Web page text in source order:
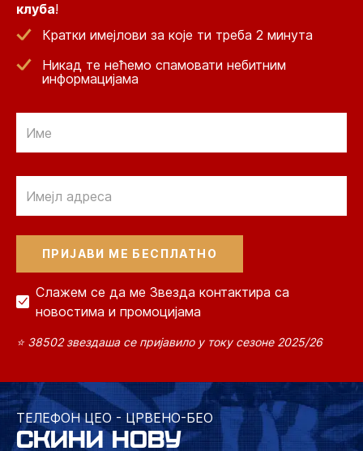
клуба!
Кратки имејлови за које ти треба 2 минута
Никад те нећемо спамовати небитним
информацијама
Слажем се да ме Звезда контактира са
новостима и промоцијама
⭐ 38502 звездаша се пријавило у току сезоне 2025/26
ТЕЛЕФОН ЦЕО - ЦРВЕНО-БЕО
СКИНИ НОВУ